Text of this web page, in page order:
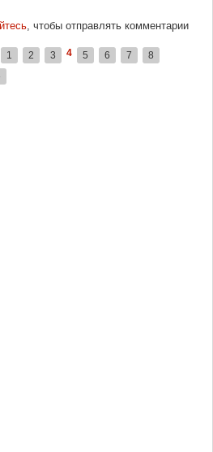
, чтобы отправлять комментарии
1 2 3 4 5 6 7
8